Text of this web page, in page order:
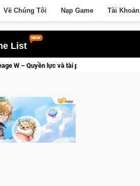
Về Chúng Tôi Nạp Game Tài Khoản
List
được Vương Quyền thành Kent sắp tới!